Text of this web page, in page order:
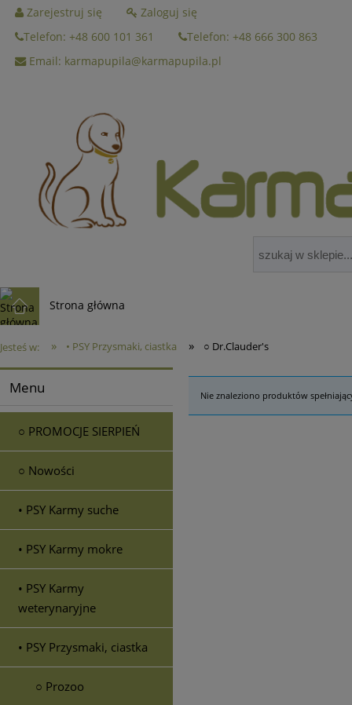
Zarejestruj się
Zaloguj się
Telefon: +48 600 101 361
Telefon: +48 666 300 863
Email: karmapupila@karmapupila.pl
Strona główna
Jesteś w: » • PSY Przysmaki, ciastka » ○ Dr.Clauder's
Menu
○ PROMOCJE SIERPIEŃ
○ Nowości
• PSY Karmy suche
• PSY Karmy mokre
• PSY Karmy
weterynaryjne
• PSY Przysmaki, ciastka
○ Prozoo
Nie znaleziono produktów